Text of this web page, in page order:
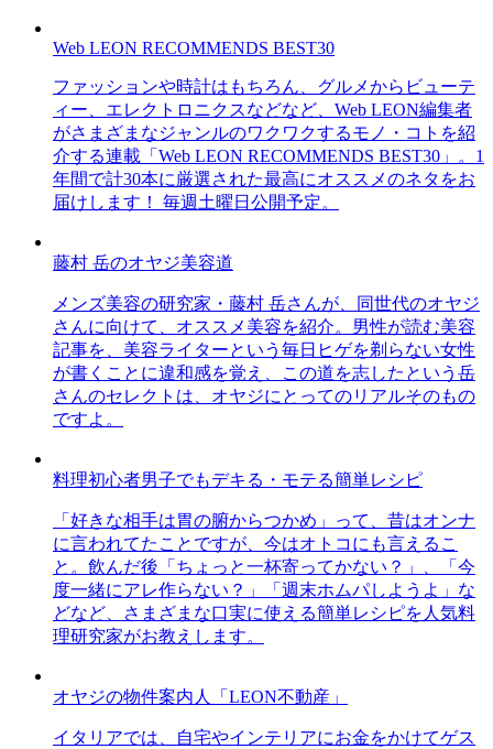
Web LEON RECOMMENDS BEST30
ファッションや時計はもちろん、グルメからビューテ
ィー、エレクトロニクスなどなど、Web LEON編集者
がさまざまなジャンルのワクワクするモノ・コトを紹
介する連載「Web LEON RECOMMENDS BEST30」。1
年間で計30本に厳選された最高にオススメのネタをお
届けします！ 毎週土曜日公開予定。
藤村 岳のオヤジ美容道
メンズ美容の研究家・藤村 岳さんが、同世代のオヤジ
さんに向けて、オススメ美容を紹介。男性が読む美容
記事を、美容ライターという毎日ヒゲを剃らない女性
が書くことに違和感を覚え、この道を志したという岳
さんのセレクトは、オヤジにとってのリアルそのもの
ですよ。
料理初心者男子でもデキる・モテる簡単レシピ
「好きな相手は胃の腑からつかめ」って、昔はオンナ
に言われてたことですが、今はオトコにも言えるこ
と。飲んだ後「ちょっと一杯寄ってかない？」、「今
度一緒にアレ作らない？」「週末ホムパしようよ」な
どなど、さまざまな口実に使える簡単レシピを人気料
理研究家がお教えします。
オヤジの物件案内人「LEON不動産」
イタリアでは、自宅やインテリアにお金をかけてゲス